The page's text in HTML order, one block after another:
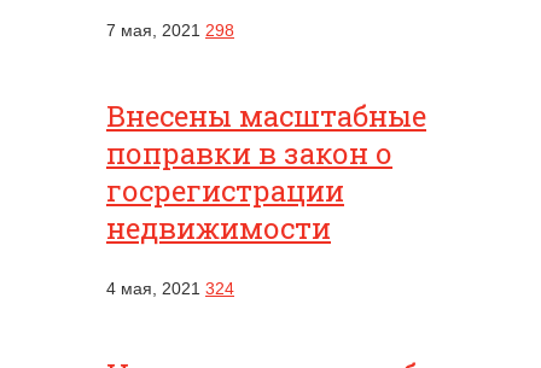
7 мая, 2021 298
Внесены масштабные
поправки в закон о
госрегистрации
недвижимости
4 мая, 2021 324